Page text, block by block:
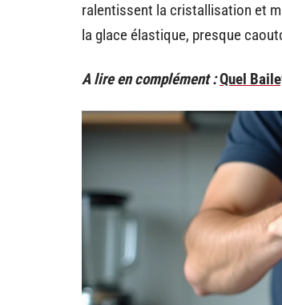
ralentissent la cristallisation et
la glace élastique, presque
A lire en complément :Quel